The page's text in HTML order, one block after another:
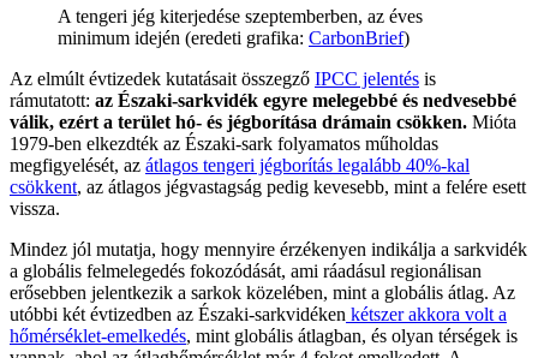
A tengeri jég kiterjedése szeptemberben, az éves
minimum idején (eredeti grafika: CarbonBrief)
Az elmúlt évtizedek kutatásait összegző IPCC jelentés is
rámutatott: az Északi-sarkvidék egyre melegebbé és nedvesebbé
válik, ezért a terület hó- és jégborítása drámain csökken. Mióta
1979-ben elkezdték az Északi-sark folyamatos műholdas
megfigyelését, az átlagos tengeri jégborítás legalább 40%-kal
csökkent, az átlagos jégvastagság pedig kevesebb, mint a felére esett
vissza.
Mindez jól mutatja, hogy mennyire érzékenyen indikálja a sarkvidék
a globális felmelegedés fokozódását, ami ráadásul regionálisan
erősebben jelentkezik a sarkok közelében, mint a globális átlag. Az
utóbbi két évtizedben az Északi-sarkvidéken kétszer akkora volt a
hőmérséklet-emelkedés, mint globális átlagban, és olyan térségek is